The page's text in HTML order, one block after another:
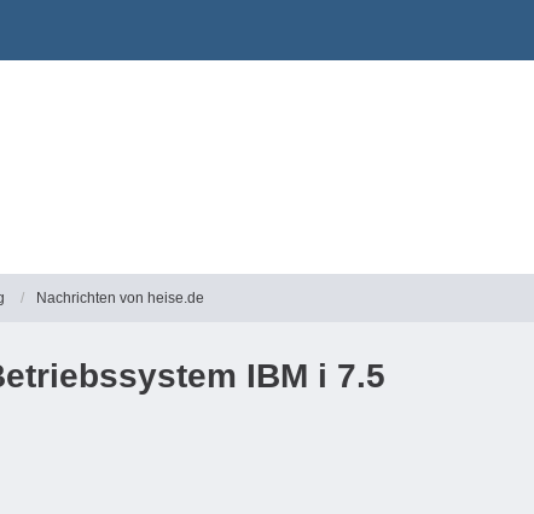
Nachrichten von heise.de
IBM i 7.5